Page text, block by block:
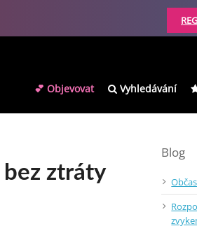
💕 Objevovat Vyhledávání
ztráty
Blog